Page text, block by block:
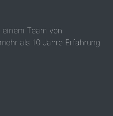
Team von
als 10 Jahre Erfahrung